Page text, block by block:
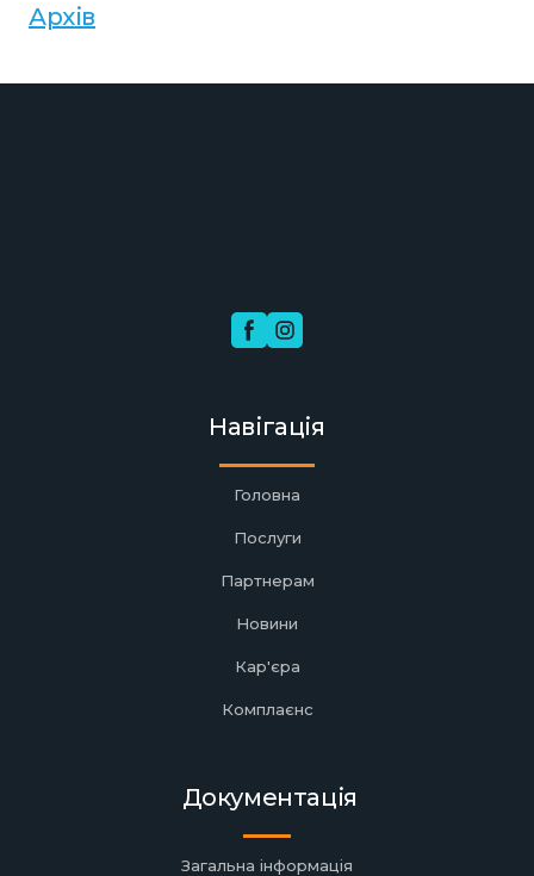
Архів
Навігація
Головна
Послуги
Партнерам
Новини
Кар'єра
Комплаєнс
Документація
Загальна інформація